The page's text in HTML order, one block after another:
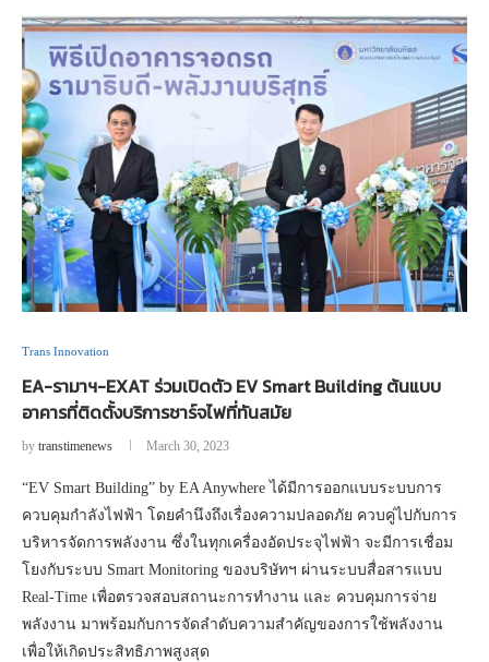
Trans Innovation
EA-รามาฯ-EXAT ร่วมเปิดตัว EV Smart Building ต้นแบบ
อาคารที่ติดตั้งบริการชาร์จไฟที่ทันสมัย
by transtimenews March 30, 2023
“EV Smart Building” by EA Anywhere ได้มีการออกแบบระบบการ
ควบคุมกำลังไฟฟ้า โดยคำนึงถึงเรื่องความปลอดภัย ควบคู่ไปกับการ
บริหารจัดการพลังงาน ซึ่งในทุกเครื่องอัดประจุไฟฟ้า จะมีการเชื่อม
โยงกับระบบ Smart Monitoring ของบริษัทฯ ผ่านระบบสื่อสารแบบ
Real-Time เพื่อตรวจสอบสถานะการทำงาน และ ควบคุมการจ่าย
พลังงาน มาพร้อมกับการจัดลำดับความสำคัญของการใช้พลังงาน
เพื่อให้เกิดประสิทธิภาพสูงสุด